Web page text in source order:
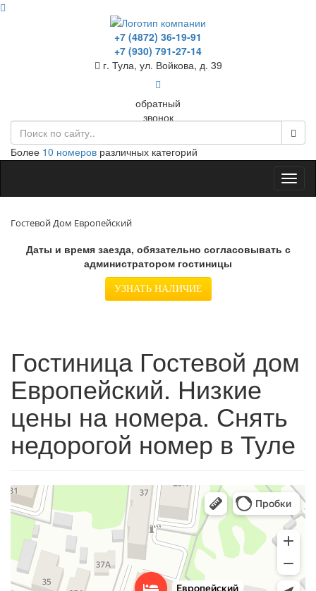
+7 (4872) 36-19-91
+7 (930) 791-27-14
г. Тула, ул. Войкова, д. 39
обратный
звонок
Более 10 номеров различных категорий
Гостевой Дом Европейский
Даты и время заезда, обязательно согласовывать с
администратором гостиницы
УЗНАТЬ НАЛИЧИЕ
Гостиница Гостевой дом
Европейский. Низкие
цены на номера. Снять
недорогой номер в Туле